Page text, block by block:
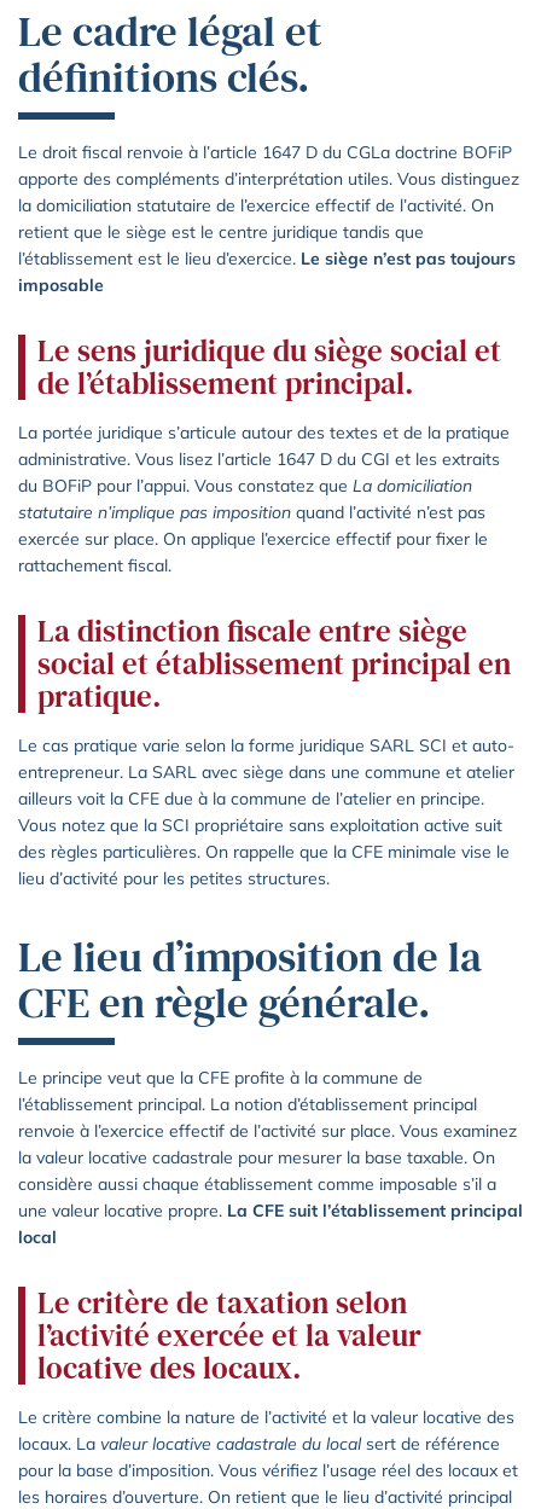
Le cadre légal et
définitions clés.
Le droit fiscal renvoie à l’article 1647 D du CGLa doctrine BOFiP
apporte des compléments d’interprétation utiles. Vous distinguez
la domiciliation statutaire de l’exercice effectif de l’activité. On
retient que le siège est le centre juridique tandis que
l’établissement est le lieu d’exercice. Le siège n’est pas toujours
imposable
Le sens juridique du siège social et
de l’établissement principal.
La portée juridique s’articule autour des textes et de la pratique
administrative. Vous lisez l’article 1647 D du CGI et les extraits
du BOFiP pour l’appui. Vous constatez que La domiciliation
statutaire n’implique pas imposition quand l’activité n’est pas
exercée sur place. On applique l’exercice effectif pour fixer le
rattachement fiscal.
La distinction fiscale entre siège
social et établissement principal en
pratique.
Le cas pratique varie selon la forme juridique SARL SCI et auto-
entrepreneur. La SARL avec siège dans une commune et atelier
ailleurs voit la CFE due à la commune de l’atelier en principe.
Vous notez que la SCI propriétaire sans exploitation active suit
des règles particulières. On rappelle que la CFE minimale vise le
lieu d’activité pour les petites structures.
Le lieu d’imposition de la
CFE en règle générale.
Le principe veut que la CFE profite à la commune de
l’établissement principal. La notion d’établissement principal
renvoie à l’exercice effectif de l’activité sur place. Vous examinez
la valeur locative cadastrale pour mesurer la base taxable. On
considère aussi chaque établissement comme imposable s’il a
une valeur locative propre. La CFE suit l’établissement principal
local
Le critère de taxation selon
l’activité exercée et la valeur
locative des locaux.
Le critère combine la nature de l’activité et la valeur locative des
locaux. La valeur locative cadastrale du localsert de référence
pour la base d’imposition. Vous vérifiez l’usage réel des locaux et
les horaires d’ouverture. On retient que le lieu d’activité principal